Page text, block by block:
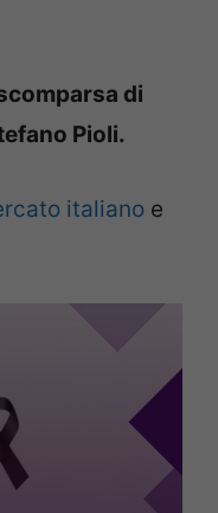
di
Pioli.
italiano e